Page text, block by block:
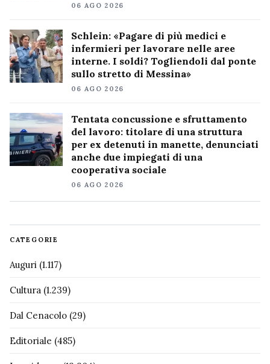
06 AGO 2026
Schlein: «Pagare di più medici e
infermieri per lavorare nelle aree
interne. I soldi? Togliendoli dal ponte
sullo stretto di Messina»
06 AGO 2026
Tentata concussione e sfruttamento
del lavoro: titolare di una struttura
per ex detenuti in manette, denunciati
anche due impiegati di una
cooperativa sociale
06 AGO 2026
CATEGORIE
Auguri (1.117)
Cultura (1.239)
Dal Cenacolo (29)
Editoriale (485)